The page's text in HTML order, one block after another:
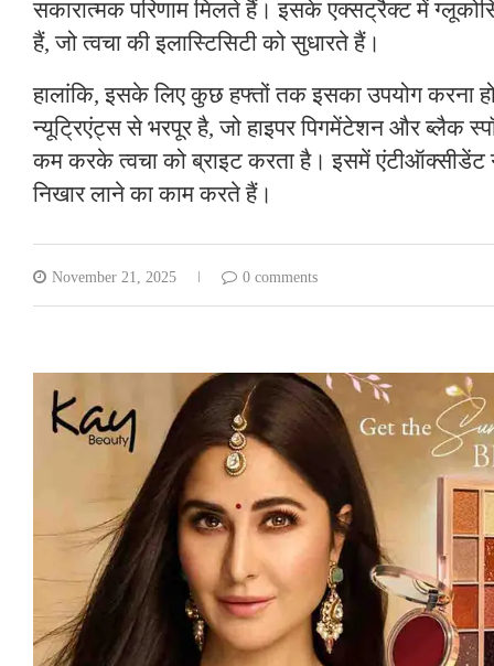
सकारात्मक परिणाम मिलते हैं। इसके एक्सट्रैक्ट में
हैं, जो त्वचा की इलास्टिसिटी को सुधारते हैं।
हालांकि, इसके लिए कुछ हफ्तों तक इसका उपयोग करना
न्यूट्रिएंट्स से भरपूर है, जो हाइपर पिगमेंटेशन और ब्लैक
कम करके त्वचा को ब्राइट करता है। इसमें एंटीऑक्सीडेंट
निखार लाने का काम करते हैं।
November 21, 2025 0 comments